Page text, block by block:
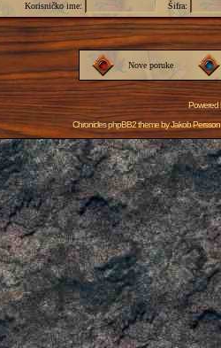
Korisničko ime: Šifra:
Nove poruke
Powered
Chronicles phpBB2 theme byJakob Persson